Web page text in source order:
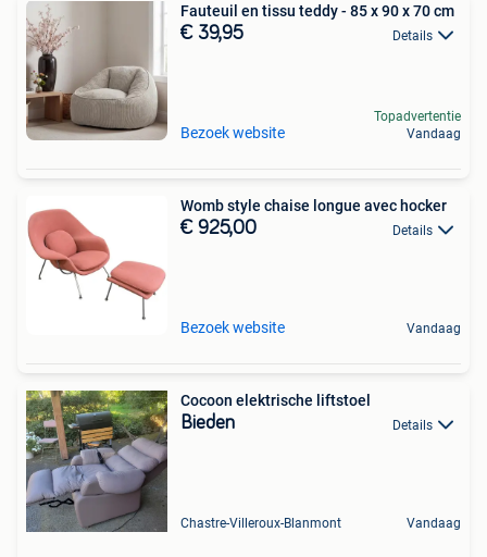
Fauteuil en tissu teddy - 85 x 90 x 70 cm
€ 39,95 Details
Bezoek website
Topadvertentie
Vandaag
Womb style chaise longue avec hocker
€ 925,00 Details
Bezoek website Vandaag
Cocoon elektrische liftstoel
Bieden Details
Chastre-Villeroux-Blanmont Vandaag